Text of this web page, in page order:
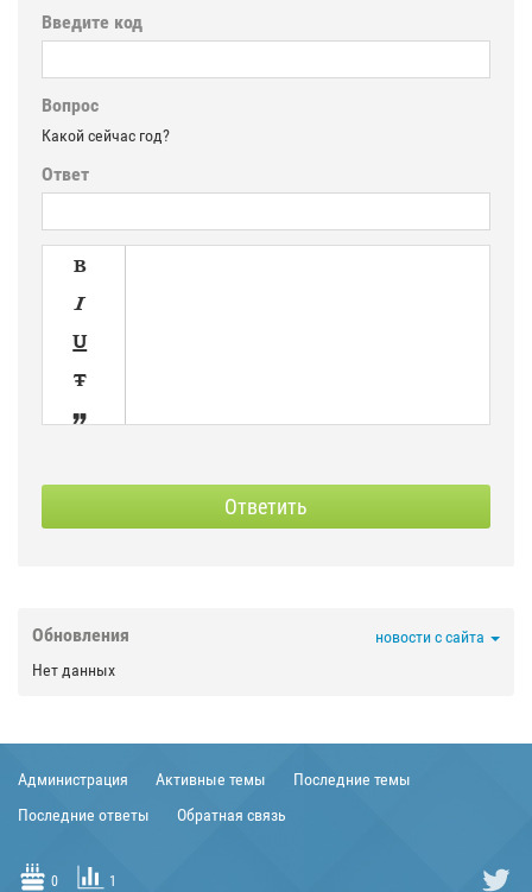
Введите код
Вопрос
Какой сейчас год?
Ответ









Ответить
Обновления
новости с сайта
Нет данных
Администрация Активные темы
Последние темы
Последние ответы
Обратная связь
0 1